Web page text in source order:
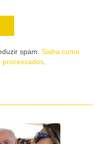
spam. Saiba como
processados